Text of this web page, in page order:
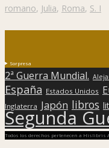
romano, Julia, Roma, S. I
Sorpresa
2ª Guerra Mundial.
España Estados Unidos
Inglaterra Japón libros
Segunda
Todos los derechos pertenecen a Hislibris